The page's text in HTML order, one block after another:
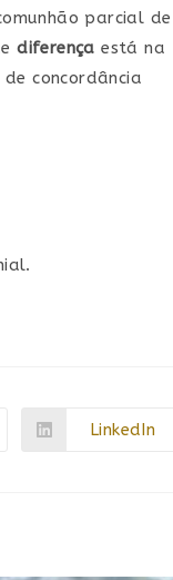
parcial de
diferença está na
concordância
LinkedIn